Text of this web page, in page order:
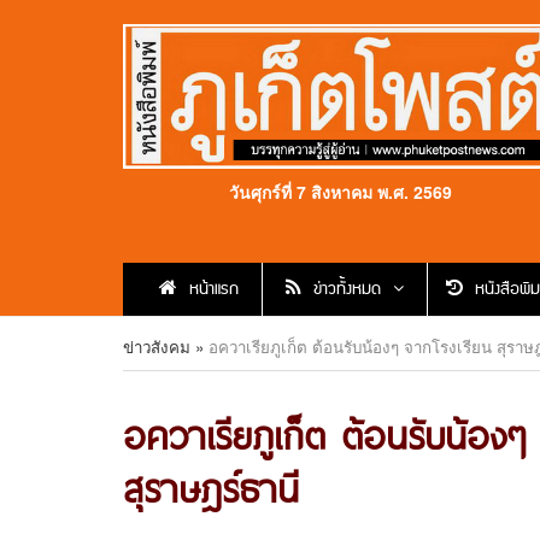
วันศุกร์ที่ 7 สิงหาคม พ.ศ. 2569
หน้าแรก ข่าวทั้งหมด หนังสือพิ
ข่าวสังคม » อควาเรียภูเก็ต ต้อนรับน้องๆ จากโรงเรียน สุรา
อควาเรียภูเก็ต ต้อนรับน้อง
สุราษฎร์ธานี